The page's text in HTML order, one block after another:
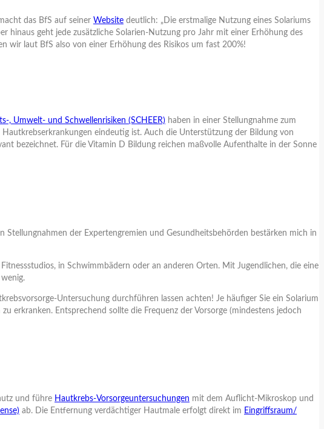
das BfS auf seiner Website deutlich: „Die erstmalige Nutzung eines Solariums
hinaus geht jede zusätzliche Solarien-Nutzung pro Jahr mit einer Erhöhung des
wir laut BfS also von einer Erhöhung des Risikos um fast 200%!
, Umwelt- und Schwellenrisiken (SCHEER) haben in einer Stellungnahme zum
eindeutig ist. Auch die Unterstützung der Bildung von
bezeichnet. Für die Vitamin D Bildung reichen maßvolle Aufenthalte in der Sonne
der Expertengremien und Gesundheitsbehörden bestärken mich in
in Schwimmbädern oder an anderen Orten. Mit Jugendlichen, die eine
Untersuchung durchführen lassen achten! Je häufiger Sie ein Solarium
erkranken. Entsprechend sollte die Frequenz der Vorsorge (mindestens jedoch
und führe Hautkrebs-Vorsorgeuntersuchungen mit dem Auflicht-Mikroskop und
ab. Die Entfernung verdächtiger Hautmale erfolgt direkt im Eingriffsraum/